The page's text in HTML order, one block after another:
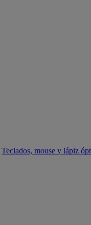
Teclados, mouse y lápiz